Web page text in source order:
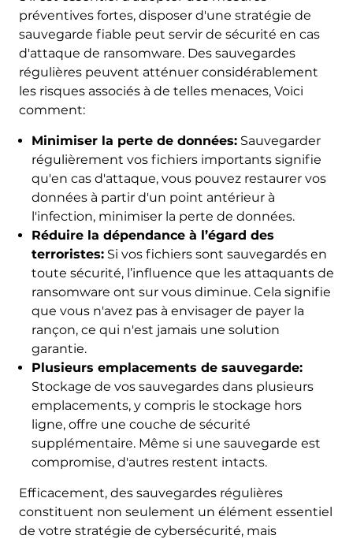
préventives fortes, disposer d'une stratégie de
sauvegarde fiable peut servir de sécurité en cas
d'attaque de ransomware. Des sauvegardes
régulières peuvent atténuer considérablement
les risques associés à de telles menaces, Voici
comment:
Minimiser la perte de données:Sauvegarder
régulièrement vos fichiers importants signifie
qu'en cas d'attaque, vous pouvez restaurer vos
données à partir d'un point antérieur à
l'infection, minimiser la perte de données.
Réduire la dépendance à l’égard des
terroristes:Si vos fichiers sont sauvegardés en
toute sécurité, l’influence que les attaquants de
ransomware ont sur vous diminue. Cela signifie
que vous n'avez pas à envisager de payer la
rançon, ce qui n'est jamais une solution
garantie.
Plusieurs emplacements de sauvegarde:
Stockage de vos sauvegardes dans plusieurs
emplacements, y compris le stockage hors
ligne, offre une couche de sécurité
supplémentaire. Même si une sauvegarde est
compromise, d'autres restent intacts.
Efficacement, des sauvegardes régulières
constituent non seulement un élément essentiel
de votre stratégie de cybersécurité, mais